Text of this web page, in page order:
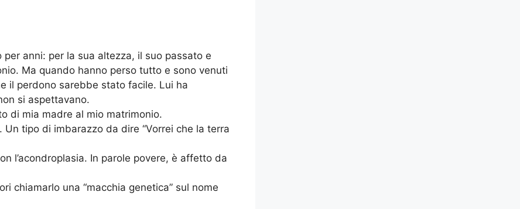
anni: per la sua altezza, il suo passato e
Ma quando hanno perso tutto e sono venuti
il perdono sarebbe stato facile. Lui ha
si aspettavano.
di mia madre al mio matrimonio.
tipo di imbarazzo da dire “Vorrei che la terra
l’acondroplasia. In parole povere, è affetto da
chiamarlo una “macchia genetica” sul nome